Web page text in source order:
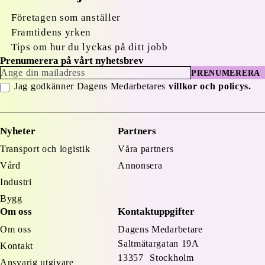
Företagen som anställer
Framtidens yrken
Tips om hur du lyckas på ditt jobb
Prenumerera på vårt nyhetsbrev
PRENUMERERA
Jag godkänner Dagens Medarbetares villkor och policys.
Nyheter
Transport och logistik
Vård
Industri
Bygg
Partners
Våra partners
Annonsera
Om oss
Om oss
Kontakt
Ansvarig utgivare
Kontaktuppgifter
Dagens Medarbetare
Saltmätargatan 19A
13357 Stockholm